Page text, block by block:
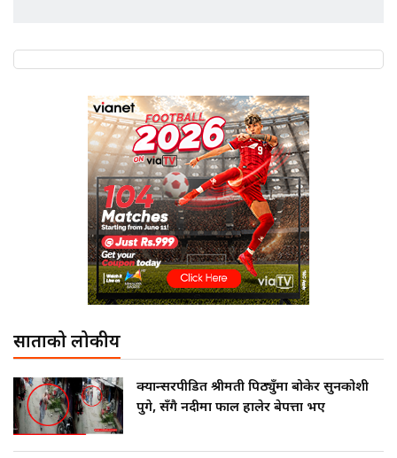
साताको लोकप्रीय
क्यान्सरपीडित श्रीमती पिठ्युँमा बोकेर सुनकोशी
पुगे, सँगै नदीमा फाल हालेर बेपत्ता भए